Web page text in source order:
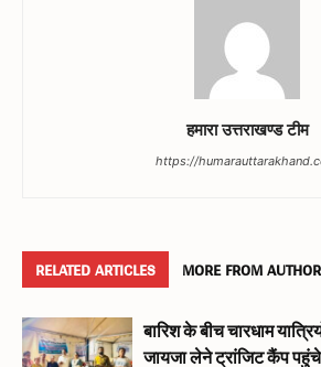
हमारा उत्तराखण्ड टीम
https://
RELATED ARTICLES MORE FROM AUTHOR
बारिश के बीच चारधाम
जायजा लेने ट्रांजिट कैंप